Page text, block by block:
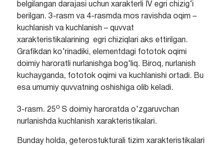
belgilangan darajasi uchun xarakterli IV egri chizig‘i
berilgan. 3-rasm va 4-rasmda mos ravishda oqim –
kuchlanish va kuchlanish – quvvat
xarakteristikalarining egri chiziqlari aks ettirilgan.
Grafikdan ko‘rinadiki, elementdagi fototok oqimi
doimiy haroratli nurlanishga bog‘liq. Biroq, nurlanish
kuchayganda, fototok oqimi va kuchlanishi ortadi. Bu
esa umumiy quvvatning oshishiga olib keladi.
3-rasm. 25o S doimiy haroratda o‘zgaruvchan
nurlanishda kuchlanish xarakteristikalari.
Bunday holda, geterostukturali tizim xarakteristikalari